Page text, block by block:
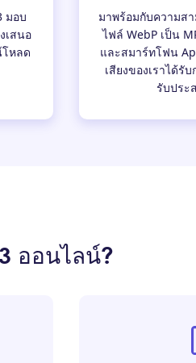
มอบ
เสนอ
หลด
มาพร้อมกับความส
ไฟล์ WebP เป็น
และสมาร์ทโฟน
เสียงของเราได้รั
รับประ
ออนไลน์?